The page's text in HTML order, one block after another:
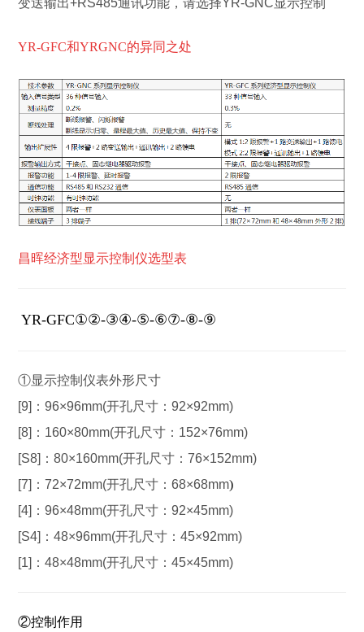
变送输出+RS485通讯功能，请选择YR-GNC显示控制
YR-GFC和YRGNC的异同之处
昌晖经济型显示控制仪选型表
YR-GFC①②-③④-⑤-⑥⑦-⑧-⑨
①显示控制仪表外形尺寸
[9]：96×96mm(开孔尺寸：92×92mm)
[8]： 160×80mm(开孔尺寸：152×76mm)
[S8]：80×160mm(开孔尺寸：76×152mm)
[7]：72×72mm(开孔尺寸：68×68mm)
[4]：96×48mm(开孔尺寸：92×45mm)
[S4]：48×96mm(开孔尺寸：45×92mm)
[1]：48×48mm(开孔尺寸：45×45mm)
②控制作用